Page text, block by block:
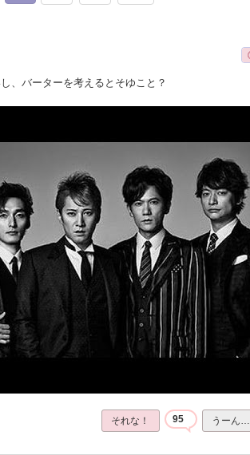
、バーターを考えるとそゆこと？
それな！ 95 うーん…